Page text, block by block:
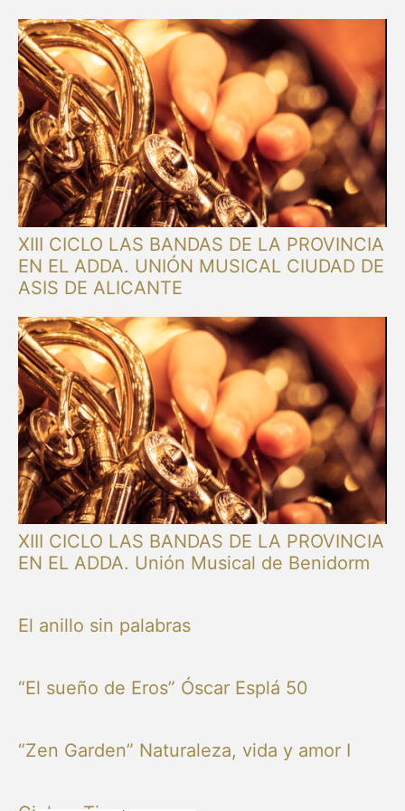
XIII CICLO LAS BANDAS DE LA PROVINCIA
EN EL ADDA. UNIÓN MUSICAL CIUDAD DE
ASIS DE ALICANTE
XIII CICLO LAS BANDAS DE LA PROVINCIA
EN EL ADDA. Unión Musical de Benidorm
El anillo sin palabras
“El sueño de Eros” Óscar Esplá 50
“Zen Garden” Naturaleza, vida y amor I